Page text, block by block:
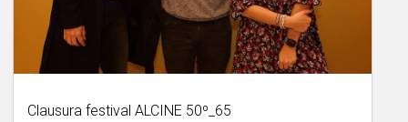
Clausura festival ALCINE 50º_65